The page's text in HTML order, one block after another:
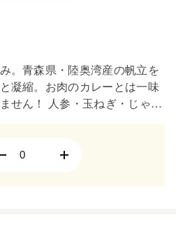
。青森県・陸奥湾産の帆立を
凝縮。お肉のカレーとは一味
せん！ 人参・玉ねぎ・じゃが